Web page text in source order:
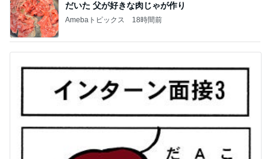
だいた 父が好きな肉じゃが作り
Amebaトピックス 18時間前